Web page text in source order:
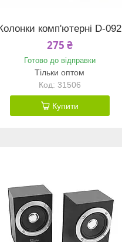
комп'ютерні D-092
275 ₴
Готово до відправки
Тільки оптом
31506
Купити